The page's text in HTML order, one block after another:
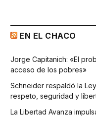
EN EL CHACO
Jorge Capitanich: «El
acceso de los pobres»
Schneider respaldó la
respeto, seguridad y
La Libertad Avanza